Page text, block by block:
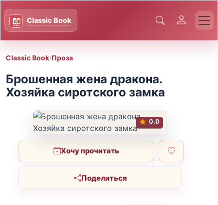
Classic Book/Проза
Брошенная жена дракона.
Хозяйка сиротского замка
0.0
Хочу прочитать
Поделиться